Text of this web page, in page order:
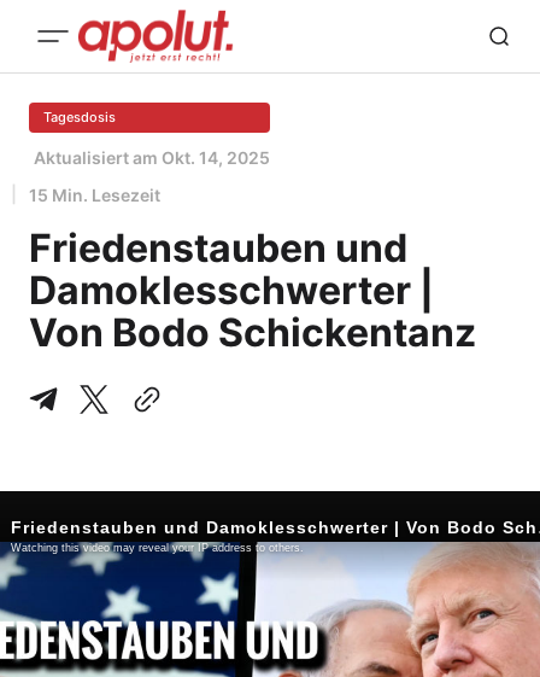
Tagesdosis
Aktualisiert am Okt. 14, 2025
15 Min. Lesezeit
Friedenstauben und
Damoklesschwerter |
Von Bodo Schickentanz